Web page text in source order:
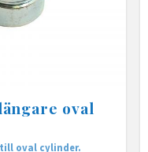
oval
oval cylinder.